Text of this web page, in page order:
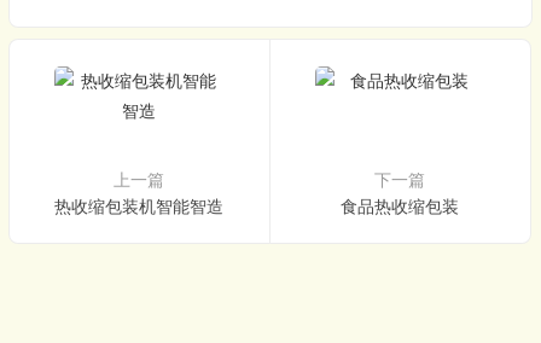
上一篇
热收缩包装机智能智造
下一篇
食品热收缩包装